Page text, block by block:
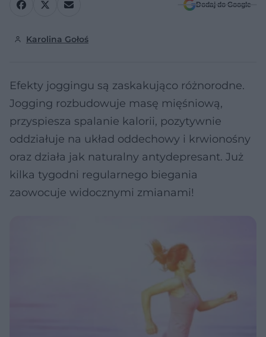
Dodaj do Google
Karolina Gołoś
Efekty joggingu są zaskakująco różnorodne.
Jogging rozbudowuje masę mięśniową,
przyspiesza spalanie kalorii, pozytywnie
oddziałuje na układ oddechowy i krwionośny
oraz działa jak naturalny antydepresant. Już
kilka tygodni regularnego biegania
zaowocuje widocznymi zmianami!